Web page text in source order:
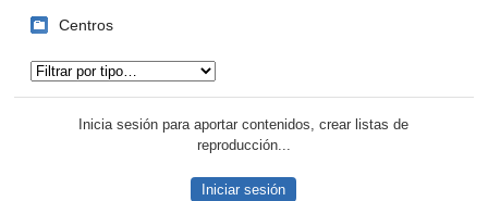
Centros
Inicia sesión para aportar contenidos, crear listas de
reproducción...
Iniciar sesión